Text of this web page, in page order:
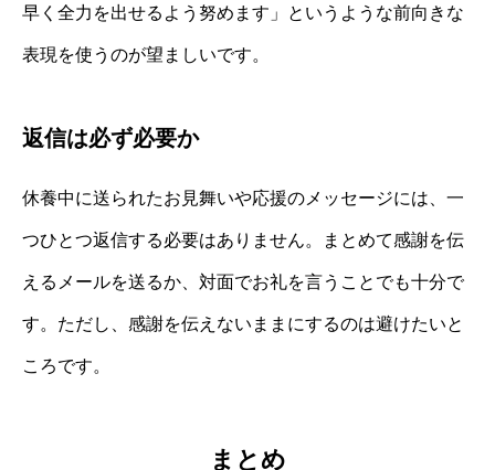
早く全力を出せるよう努めます」というような前向きな
表現を使うのが望ましいです。
返信は必ず必要か
休養中に送られたお見舞いや応援のメッセージには、一
つひとつ返信する必要はありません。まとめて感謝を伝
えるメールを送るか、対面でお礼を言うことでも十分で
す。ただし、感謝を伝えないままにするのは避けたいと
ころです。
まとめ